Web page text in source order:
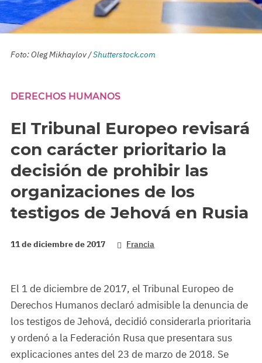
Foto: Oleg Mikhaylov /Shutterstock.com
DERECHOS HUMANOS
El Tribunal Europeo revisará
con carácter prioritario la
decisión de prohibir las
organizaciones de los
testigos de Jehová en Rusia
11 de diciembre de 2017 Francia
El 1 de diciembre de 2017, el Tribunal Europeo de
Derechos Humanos declaró admisible la denuncia de
los testigos de Jehová, decidió considerarla prioritaria
y ordenó a la Federación Rusa que presentara sus
explicaciones antes del 23 de marzo de 2018. Se